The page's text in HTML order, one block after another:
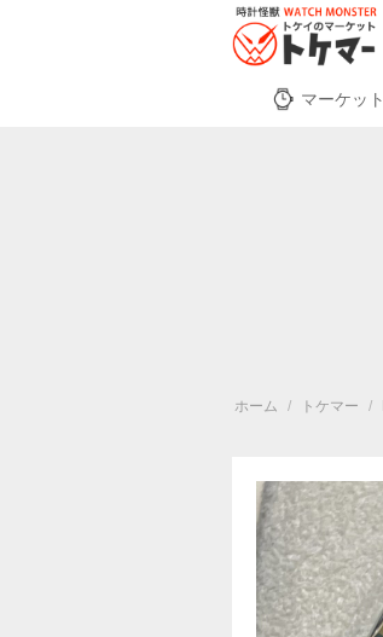
マーケット
ホーム / トケマー /